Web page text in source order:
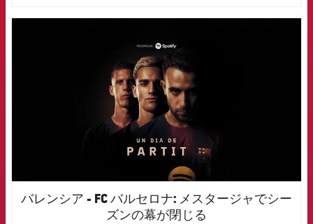
バレンシア - FC バルセロナ: メスタージャでシー
ズンの幕が閉じる